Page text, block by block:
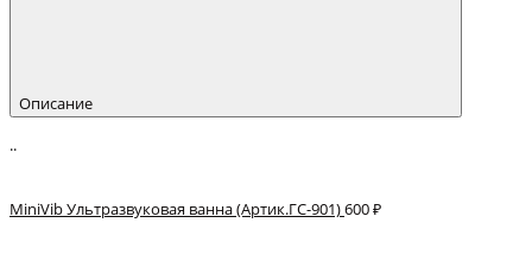
Описание
..
MiniVib Ультразвуковая ванна (Артик.ГС-901)600 ₽